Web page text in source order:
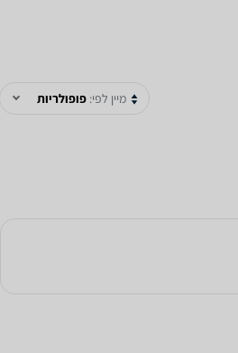
מיין לפי: פופולריות